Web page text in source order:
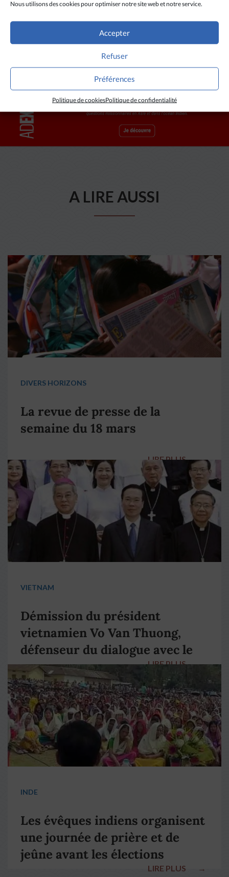
Nous utilisons des cookies pour optimiser notre site web et notre service.
Accepter
Refuser
Préférences
Politique de cookiesPolitique de confidentialité
bombe à Bombay, en 1993.
A LIRE AUSSI
DIVERS HORIZONS
La revue de presse de la
semaine du 18 mars
LIRE PLUS →
VIETNAM
Démission du président
vietnamien Vo Van Thuong,
défenseur du dialogue avec le
pape François
LIRE PLUS →
INDE
Les évêques indiens organisent
une journée de prière et de
jeûne avant les élections
LIRE PLUS →